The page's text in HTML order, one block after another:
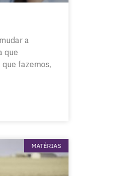
a
que
fazemos,
MATÉRIAS